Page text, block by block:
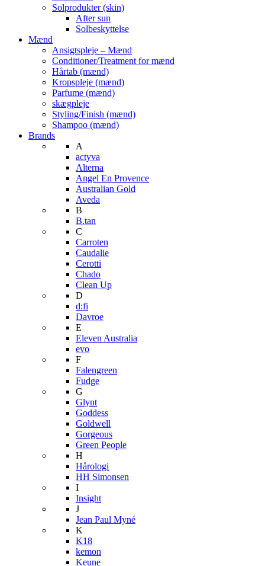
Solprodukter (skin)
After sun
Solbeskyttelse
Mænd
Ansigtspleje – Mænd
Conditioner/Treatment for mænd
Hårtab (mænd)
Kropspleje (mænd)
Parfume (mænd)
skægpleje
Styling/Finish (mænd)
Shampoo (mænd)
Brands
A
actyva
Alterna
Angel En Provence
Australian Gold
Aveda
B
B.tan
C
Carroten
Caudalie
Cerotti
Chado
Clean Up
D
d:fi
Davroe
E
Eleven Australia
evo
F
Falengreen
Fudge
G
Glynt
Goddess
Goldwell
Gorgeous
Green People
H
Hårologi
HH Simonsen
I
Insight
J
Jean Paul Myné
K
K18
kemon
Keune